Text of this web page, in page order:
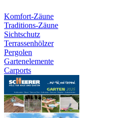
Komfort-Zäune
Traditions-Zäune
Sichtschutz
Terrassenhölzer
Pergolen
Gartenelemente
Carports